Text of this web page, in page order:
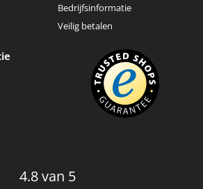
Bedrijfsinformatie
Veilig betalen
4.8 van 5